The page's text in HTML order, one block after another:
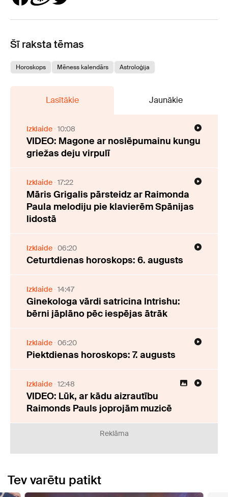
Šī raksta tēmas
Horoskops Mēness kalendārs Astroloģija
Lasītākie Jaunākie
Izklaide 10:08
VIDEO: Magone ar noslēpumainu kungu
griežas deju virpulī
Izklaide 17:22
Māris Grigalis pārsteidz ar Raimonda
Paula melodiju pie klavierēm Spānijas
lidostā
Izklaide 06:20
Ceturtdienas horoskops: 6. augusts
Izklaide 14:47
Ginekologa vārdi satricina Intrishu:
bērni jāplāno pēc iespējas ātrāk
Izklaide 06:20
Piektdienas horoskops: 7. augusts
Izklaide 12:48
VIDEO: Lūk, ar kādu aizrautību
Raimonds Pauls joprojām muzicē
Reklāma
Tev varētu patikt